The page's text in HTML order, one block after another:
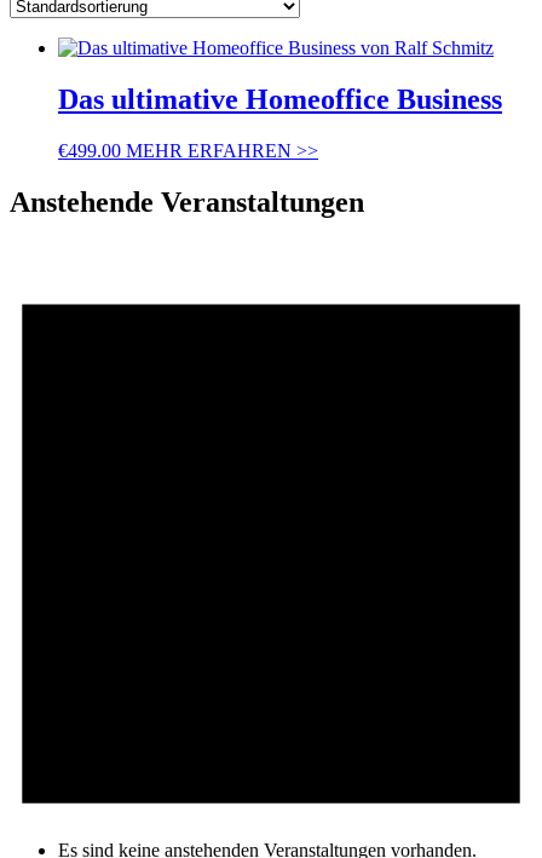
Das ultimative Homeoffice Business
€499.00 MEHR ERFAHREN >>
Anstehende Veranstaltungen
Es sind keine anstehenden Veranstaltungen vorhanden.